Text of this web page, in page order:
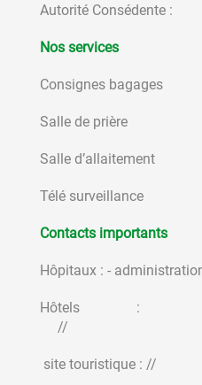
Autorité Consédente :
Nos services
Consignes bagages
Salle de prière
Salle d’allaitement
Télé surveillance
Contacts importants
Hôpitaux : -
site touristique : //